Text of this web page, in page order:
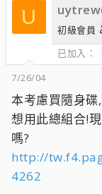
起
人
期
U
初級會員
已加入
7/26/04
本考慮買隨身
想用此總組合!
嗎?
http://
4262